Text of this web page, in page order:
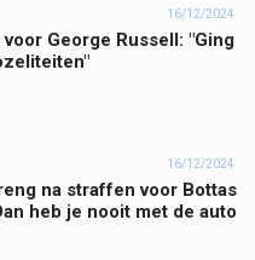
16/12/2024
George Russell: "Ging
16/12/2024
na straffen voor Bottas
heb je nooit met de auto